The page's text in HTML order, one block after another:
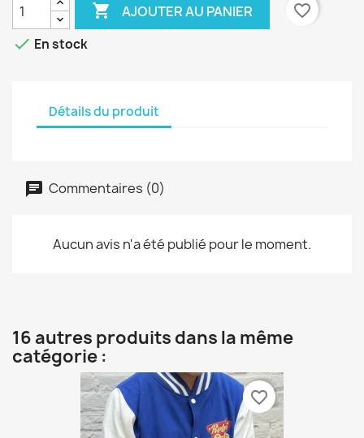
 AJOUTER AU PANIER
favorite_border
 En stock
Détails du produit
Commentaires (0)
Aucun avis n'a été publié pour le moment.
16 autres produits dans la même
catégorie :
favorite_border